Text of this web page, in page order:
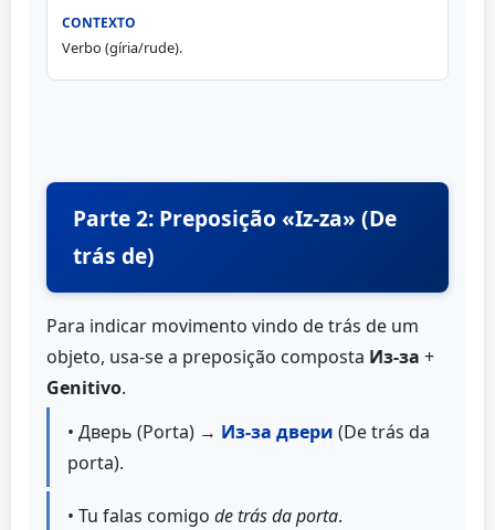
Verbo (gíria/rude).
Parte 2: Preposição «Iz-za» (De
trás de)
Para indicar movimento vindo de trás de um
objeto, usa-se a preposição composta Из-за +
Genitivo.
• Дверь (Porta) → Из-за двери (De trás da
porta).
• Tu falas comigo de trás da porta.